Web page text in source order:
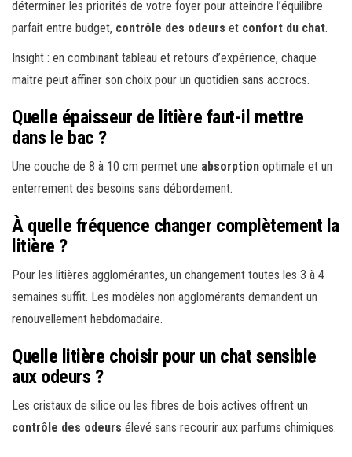
déterminer les priorités de votre foyer pour atteindre l’équilibre
parfait entre budget, contrôle des odeurs et confort du chat.
Insight : en combinant tableau et retours d’expérience, chaque
maître peut affiner son choix pour un quotidien sans accrocs.
Quelle épaisseur de litière faut-il mettre
dans le bac ?
Une couche de 8 à 10 cm permet une absorption optimale et un
enterrement des besoins sans débordement.
À quelle fréquence changer complètement la
litière ?
Pour les litières agglomérantes, un changement toutes les 3 à 4
semaines suffit. Les modèles non agglomérants demandent un
renouvellement hebdomadaire.
Quelle litière choisir pour un chat sensible
aux odeurs ?
Les cristaux de silice ou les fibres de bois actives offrent un
contrôle des odeurs élevé sans recourir aux parfums chimiques.